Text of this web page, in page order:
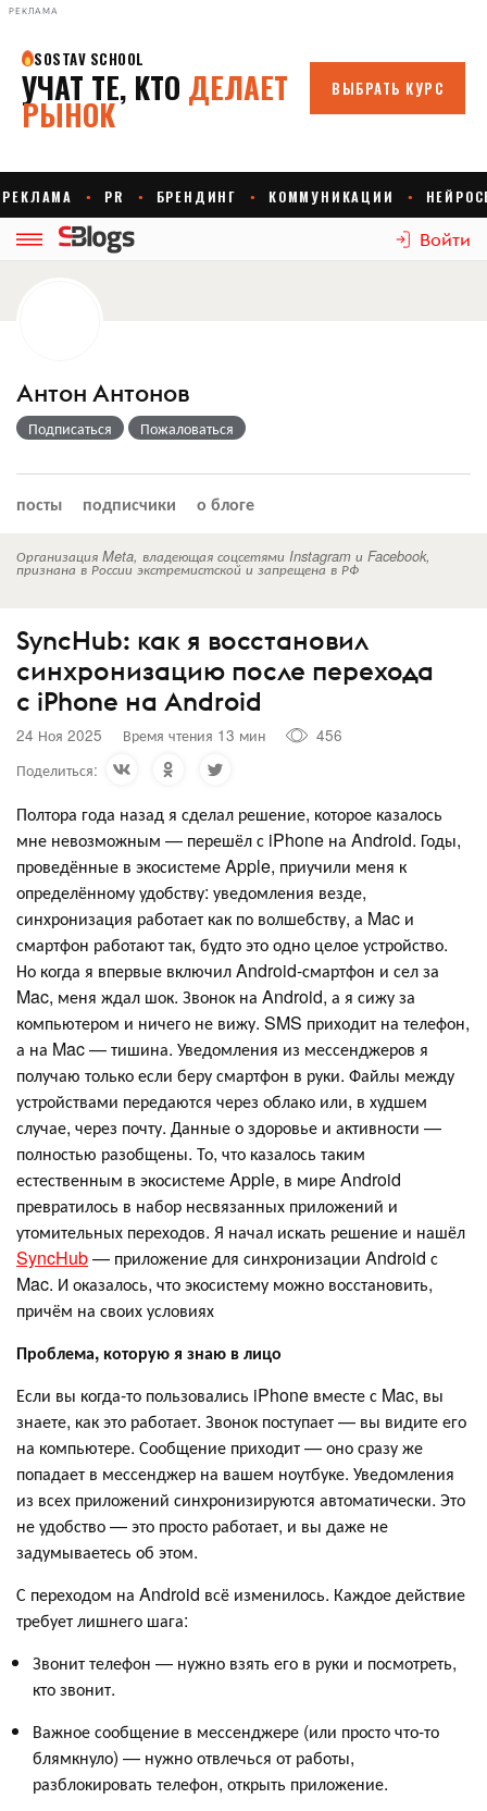
РЕКЛАМА
Войти
Антон Антонов
Подписаться Пожаловаться
посты подписчики о блоге
Организация Meta, владеющая соцсетями Instagram и Facebook,
признана в России экстремистской и запрещена в РФ
SyncHub: как я восстановил
синхронизацию после перехода
с iPhone на Android
24 Ноя 2025 Время чтения 13 мин
456
Поделиться:
Полтора года назад я сделал решение, которое казалось
мне невозможным — перешёл с iPhone на Android. Годы,
проведённые в экосистеме Apple, приучили меня к
определённому удобству: уведомления везде,
синхронизация работает как по волшебству, а Mac и
смартфон работают так, будто это одно целое устройство.
Но когда я впервые включил Android-смартфон и сел за
Mac, меня ждал шок. Звонок на Android, а я сижу за
компьютером и ничего не вижу. SMS приходит на телефон,
а на Mac — тишина. Уведомления из мессенджеров я
получаю только если беру смартфон в руки. Файлы между
устройствами передаются через облако или, в худшем
случае, через почту. Данные о здоровье и активности —
полностью разобщены. То, что казалось таким
естественным в экосистеме Apple, в мире Android
превратилось в набор несвязанных приложений и
утомительных переходов. Я начал искать решение и нашёл
SyncHub— приложение для синхронизации Android с
Mac. И оказалось, что экосистему можно восстановить,
причём на своих условиях
Проблема, которую я знаю в лицо
Если вы когда-то пользовались iPhone вместе с Mac, вы
знаете, как это работает. Звонок поступает — вы видите его
на компьютере. Сообщение приходит — оно сразу же
попадает в мессенджер на вашем ноутбуке. Уведомления
из всех приложений синхронизируются автоматически. Это
не удобство — это просто работает, и вы даже не
задумываетесь об этом.
С переходом на Android всё изменилось. Каждое действие
требует лишнего шага:
Звонит телефон — нужно взять его в руки и посмотреть,
кто звонит.
Важное сообщение в мессенджере (или просто что-то
блямкнуло) — нужно отвлечься от работы,
разблокировать телефон, открыть приложение.